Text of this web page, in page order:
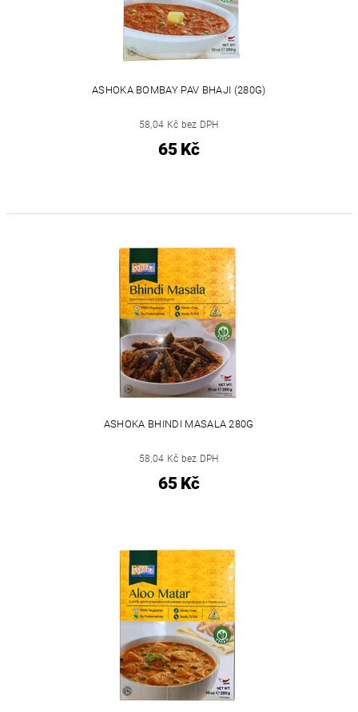
ASHOKA BOMBAY PAV BHAJI (280G)
58,04 Kč bez DPH
65 Kč
ASHOKA BHINDI MASALA 280G
58,04 Kč bez DPH
65 Kč